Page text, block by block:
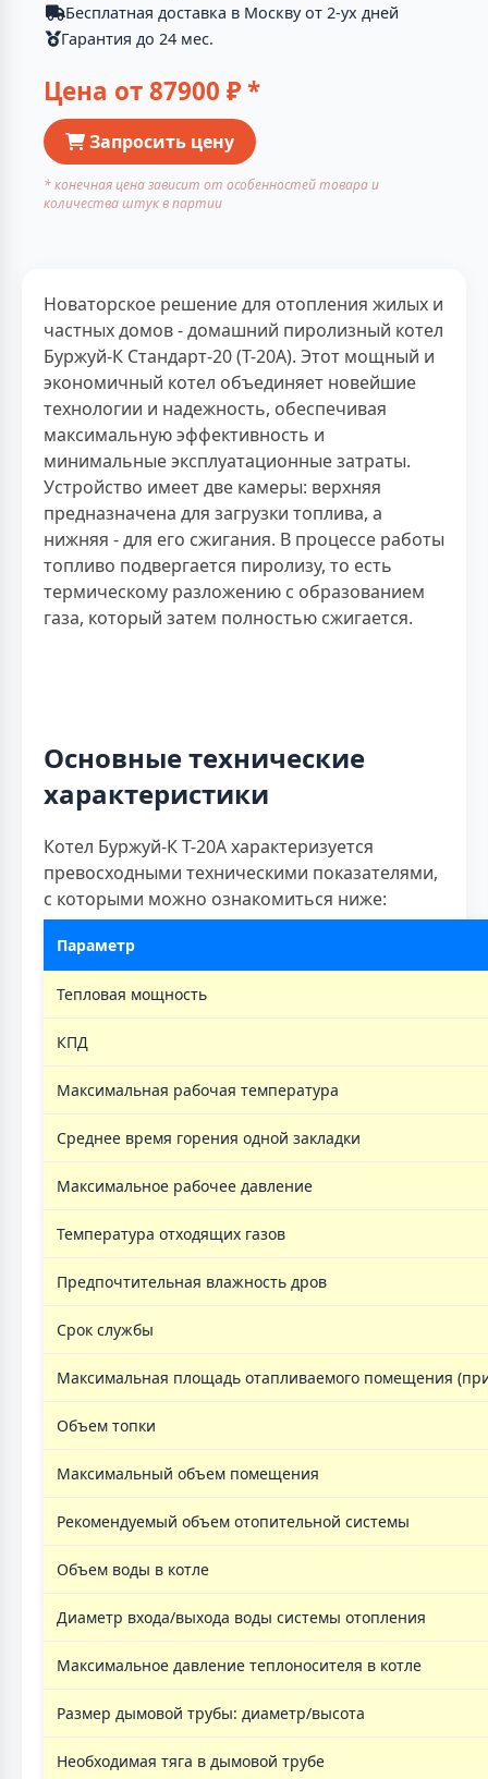
Бесплатная доставка в Москву от 2-ух дней
Гарантия до 24 мес.
Цена от87900 ₽ *
Запросить цену
* конечная цена зависит от особенностей товара и
количества штук в партии
Новаторское решение для отопления жилых и
частных домов - домашний пиролизный котел
Буржуй-К Стандарт-20 (Т-20А). Этот мощный и
экономичный котел объединяет новейшие
технологии и надежность, обеспечивая
максимальную эффективность и
минимальные эксплуатационные затраты.
Устройство имеет две камеры: верхняя
предназначена для загрузки топлива, а
нижняя - для его сжигания. В процессе работы
топливо подвергается пиролизу, то есть
термическому разложению с образованием
газа, который затем полностью сжигается.
Основные технические
характеристики
Котел Буржуй-К Т-20А характеризуется
превосходными техническими показателями,
с которыми можно ознакомиться ниже:
Параметр
Тепловая мощность
КПД
Максимальная рабочая температура
Среднее время горения одной закладки
Максимальное рабочее давление
Температура отходящих газов
Предпочтительная влажность дров
Срок службы
Максимальная площадь отапливаемого помещения
Объем топки
Максимальный объем помещения
Рекомендуемый объем отопительной системы
Объем воды в котле
Диаметр входа/выхода воды системы отопления
Максимальное давление теплоносителя в котле
Размер дымовой трубы: диаметр/высота
Необходимая тяга в дымовой трубе